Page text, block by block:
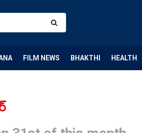
FILM NEWS BHAKTHI HEALTH